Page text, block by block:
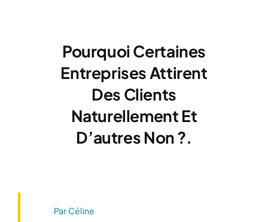
Pourquoi Certaines
Entreprises Attirent
Des Clients
Naturellement Et
D’autres Non ?.
Par Céline